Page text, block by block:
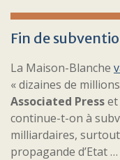
Fin de
La Maison-Blanche
« dizaines de
Associated Presset
continue-t-on à
milliardaires,
propagande d’Etat …